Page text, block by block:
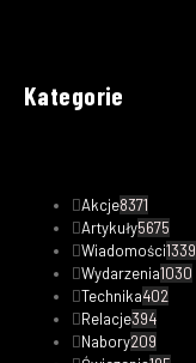
Kategorie
Akcje8371
Artykuły5675
Wiadomości1339
Wydarzenia1030
Technika402
Relacje394
Nabory209